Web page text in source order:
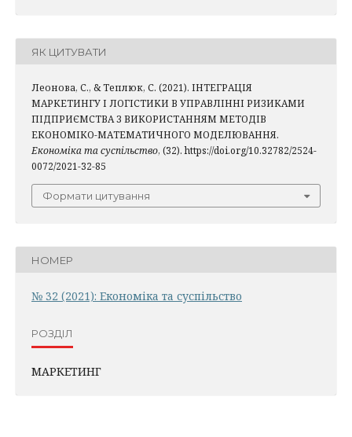
ЯК ЦИТУВАТИ
Леонова, С., & Теплюк, С. (2021). ІНТЕГРАЦІЯ
МАРКЕТИНГУ І ЛОГІСТИКИ В УПРАВЛІННІ РИЗИКАМИ
ПІДПРИЄМСТВА З ВИКОРИСТАННЯМ МЕТОДІВ
ЕКОНОМІКО-МАТЕМАТИЧНОГО МОДЕЛЮВАННЯ.
Економіка та суспільство, (32). https://doi.org/10.32782/2524-
0072/2021-32-85
Формати цитування
НОМЕР
№ 32 (2021): Економіка та суспільство
РОЗДІЛ
МАРКЕТИНГ